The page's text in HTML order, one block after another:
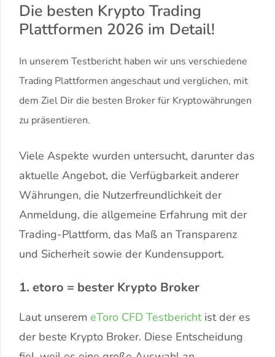
Die besten Krypto Trading
Plattformen 2026 im Detail!
In unserem Testbericht haben wir uns verschiedene
Trading Plattformen angeschaut und verglichen, mit
dem Ziel Dir die besten Broker für Kryptowährungen
zu präsentieren.
Viele Aspekte wurden untersucht, darunter das
aktuelle Angebot, die Verfügbarkeit anderer
Währungen, die Nutzerfreundlichkeit der
Anmeldung, die allgemeine Erfahrung mit der
Trading-Plattform, das Maß an Transparenz
und Sicherheit sowie der Kundensupport.
1. etoro = bester Krypto Broker
Laut unserem eToro CFD Testberichtist der es
der beste Krypto Broker. Diese Entscheidung